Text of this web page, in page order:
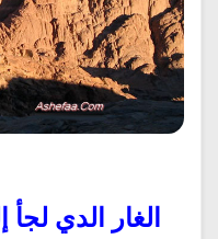
الغار الدي